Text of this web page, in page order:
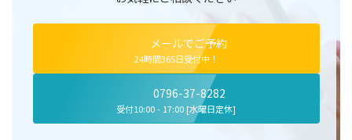
メールでご予約
24時間365日受付中！
0796-37-8282
受付10:00 - 17:00 [水曜日定休]